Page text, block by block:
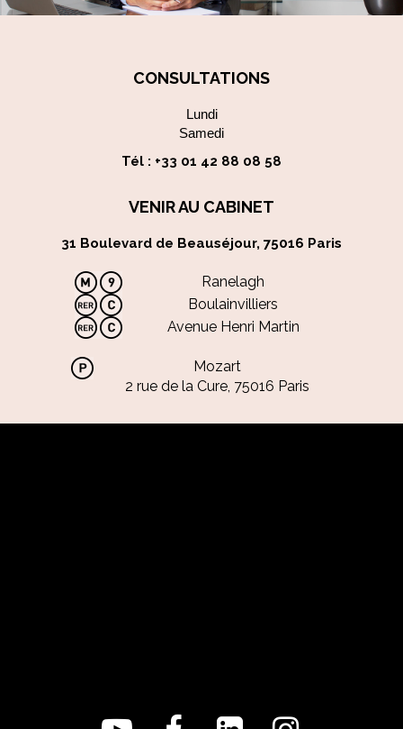
CONSULTATIONS
Lundi
Samedi
Tél : +33 01 42 88 08 58
VENIR AU CABINET
31 Boulevard de Beauséjour, 75016 Paris
Ranelagh
Boulainvilliers
Avenue Henri Martin
Mozart
2 rue de la Cure, 75016 Paris